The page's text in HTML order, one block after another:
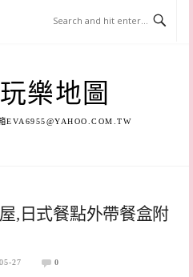
樂地圖
EVA6955@YAHOO.COM.TW
,日式餐點外帶餐盒附
27 0